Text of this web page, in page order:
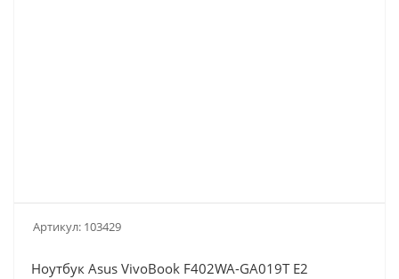
Артикул: 103429
Ноутбук Asus VivoBook F402WA-GA019T E2